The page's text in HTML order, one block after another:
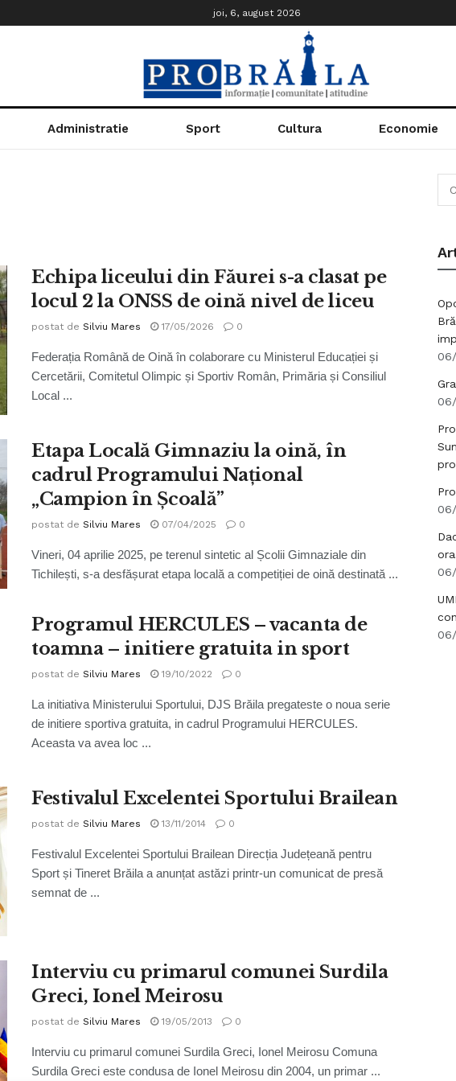
joi, 6, august 2026
Administratie Sport Cultura Economie
Echipa liceului din Făurei s-a clasat pe
locul 2 la ONSS de oină nivel de liceu
postat de Silviu Mares 17/05/2026 0
Federația Română de Oină în colaborare cu Ministerul Educației și
Cercetării, Comitetul Olimpic și Sportiv Român, Primăria și Consiliul
Local ...
Etapa Locală Gimnaziu la oină, în
cadrul Programului Național
„Campion în Școală”
postat de Silviu Mares 07/04/2025 0
Vineri, 04 aprilie 2025, pe terenul sintetic al Școlii Gimnaziale din
Tichilești, s-a desfășurat etapa locală a competiției de oină destinată ...
Programul HERCULES – vacanta de
toamna – initiere gratuita in sport
postat de Silviu Mares 19/10/2022 0
La initiativa Ministerului Sportului, DJS Brăila pregateste o noua serie
de initiere sportiva gratuita, in cadrul Programului HERCULES.
Aceasta va avea loc ...
Festivalul Excelentei Sportului Brailean
postat de Silviu Mares 13/11/2014 0
Festivalul Excelentei Sportului Brailean Direcția Județeană pentru
Sport și Tineret Brăila a anunțat astăzi printr-un comunicat de presă
semnat de ...
Interviu cu primarul comunei Surdila
Greci, Ionel Meirosu
postat de Silviu Mares 19/05/2013 0
Interviu cu primarul comunei Surdila Greci, Ionel Meirosu Comuna
Surdila Greci este condusa de Ionel Meirosu din 2004, un primar ...